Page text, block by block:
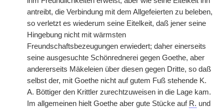
antreibt, die Verbindung mit dem Allgefeierten zu beleben,
so verletzt es wiederum seine Eitelkeit, daß jener seine
Hingebung nicht mit wärmsten
Freundschaftsbezeugungen erwiedert; daher einerseits
seine ausgesuchte Schönrednerei gegen Goethe, aber
andererseits Mäkeleien über diesen gegen Dritte, so daß
selbst der, mit Goethe nicht auf gutem Fuß stehende K.
A. Böttiger den Krittler zurechtzuweisen in die Lage kam.
Im allgemeinen hielt Goethe aber gute Stücke auf R. und